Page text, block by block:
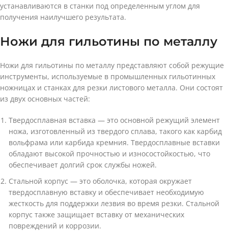
устанавливаются в станки под определенным углом для
получения наилучшего результата.
Ножи для гильотины по металлу
Ножи для гильотины по металлу представляют собой режущие
инструменты, используемые в промышленных гильотинных
ножницах и станках для резки листового металла. Они состоят
из двух основных частей:
Твердосплавная вставка — это основной режущий элемент
ножа, изготовленный из твердого сплава, такого как карбид
вольфрама или карбида кремния. Твердосплавные вставки
обладают высокой прочностью и износостойкостью, что
обеспечивает долгий срок службы ножей.
Стальной корпус — это оболочка, которая окружает
твердосплавную вставку и обеспечивает необходимую
жесткость для поддержки лезвия во время резки. Стальной
корпус также защищает вставку от механических
повреждений и коррозии.